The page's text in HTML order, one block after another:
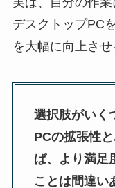
デスクトップPC
を大幅に向上させ
選択肢がいく
PCの拡張性
ば、より満足
ことは間違い